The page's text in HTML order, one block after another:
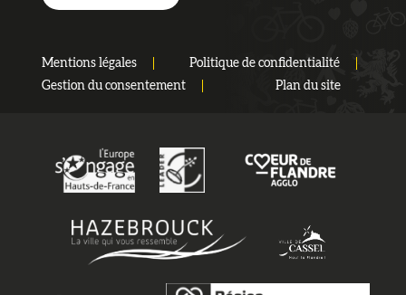
Mentions légales
Politique de confidentialité
Gestion du consentement
Plan du site